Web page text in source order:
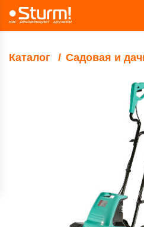
Каталог Садовая и